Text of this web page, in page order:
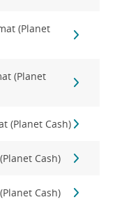
(Planet
(Planet
(Planet Cash)
Cash)
Cash)